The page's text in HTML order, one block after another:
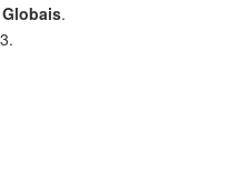
.